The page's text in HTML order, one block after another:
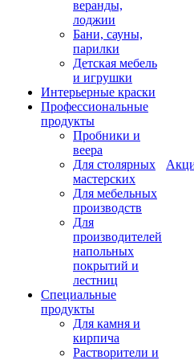
веранды,
лоджии
Бани, сауны,
парилки
Детская мебель
и игрушки
Интерьерные краски
Профессиональные
продукты
Пробники и
веера
Для столярных
мастерских
Для мебельных
производств
Для
производителей
напольных
покрытий и
лестниц
Специальные
продукты
Для камня и
кирпича
Растворители и